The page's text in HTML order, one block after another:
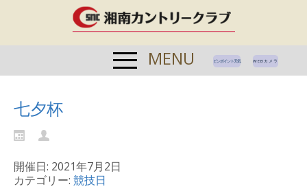
ピンポイント天気 WEBカメラ
MENU
七夕杯
開催日: 2021年7月2日
カテゴリー: 競技日